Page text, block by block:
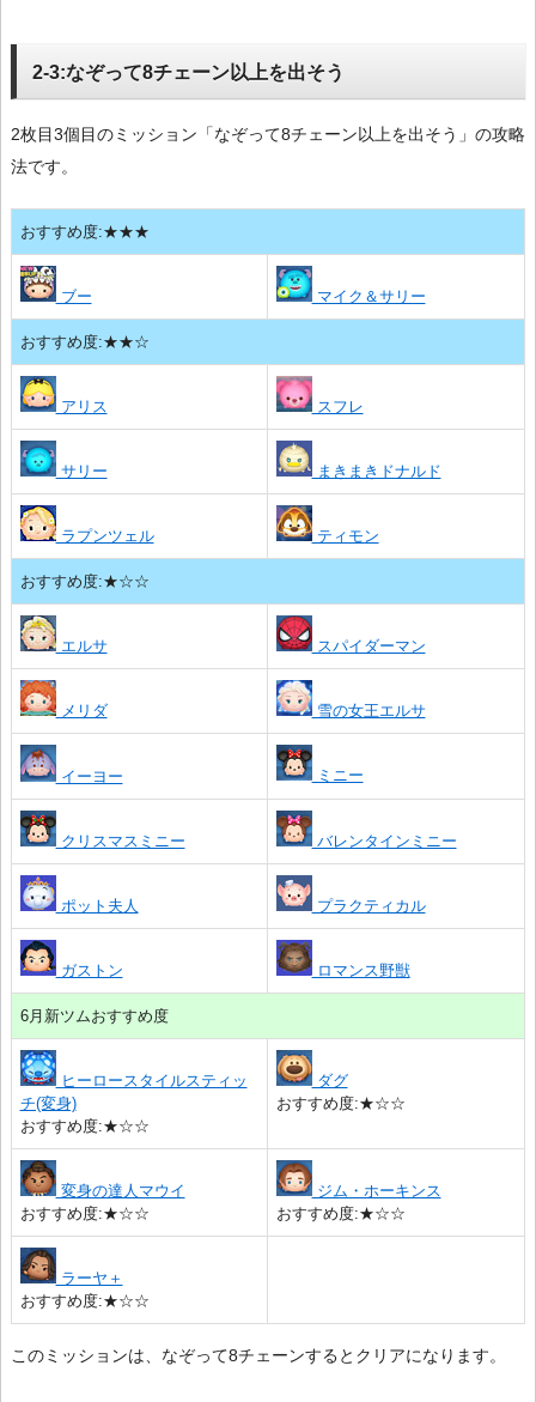
2-3:なぞって8チェーン以上を出そう
2枚目3個目のミッション「なぞって8チェーン以上を出そう」の攻略
法です。
おすすめ度:★★★
ブー マイク＆サリー
おすすめ度:★★☆
アリス スフレ
サリー まきまきドナルド
ラプンツェル ティモン
おすすめ度:★☆☆
エルサ スパイダーマン
メリダ 雪の女王エルサ
イーヨー ミニー
クリスマスミニー バレンタインミニー
ポット夫人 プラクティカル
ガストン ロマンス野獣
6月新ツムおすすめ度
ヒーロースタイルスティッ
チ(変身)
おすすめ度:★☆☆
ダグ
おすすめ度:★☆☆
変身の達人マウイ
おすすめ度:★☆☆
ジム・ホーキンス
おすすめ度:★☆☆
ラーヤ＋
おすすめ度:★☆☆
このミッションは、なぞって8チェーンするとクリアになります。